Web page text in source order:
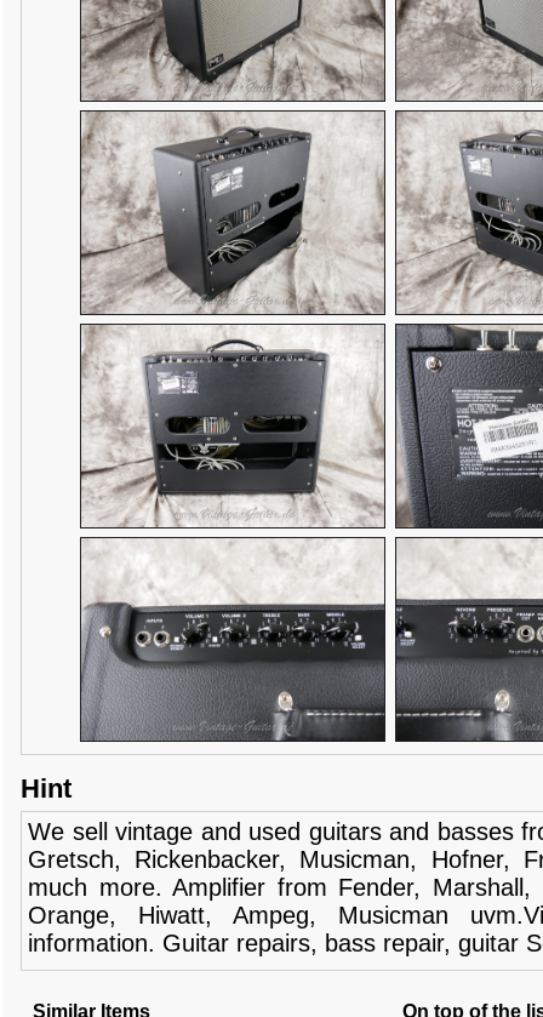
Hint
We sell vintage and used guitars and basses
Gretsch, Rickenbacker, Musicman, Hofner,
much more. Amplifier from Fender, Marshall,
Orange,
Hiwatt, Ampeg, Musicman
information. Guitar repairs, bass repair, guitar
Similar Items On top of the